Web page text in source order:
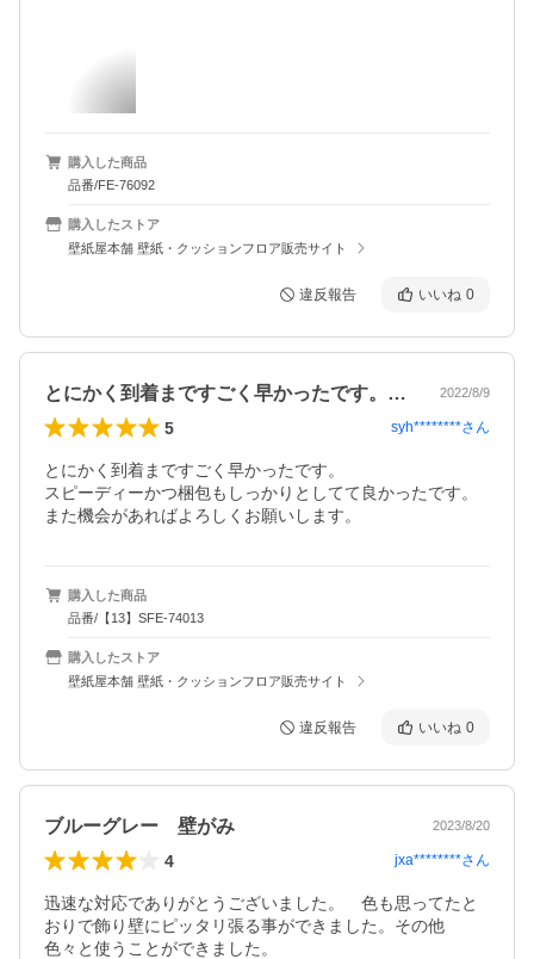
購入した商品
品番/FE-76092
購入したストア
壁紙屋本舗 壁紙・クッションフロア販売サイト
違反報告 いいね 0
とにかく到着まですごく早かったです。ス… 2022/8/9
5 syh********さん
とにかく到着まですごく早かったです。
スピーディーかつ梱包もしっかりとしてて良かったです。
また機会があればよろしくお願いします。
購入した商品
品番/【13】SFE-74013
購入したストア
壁紙屋本舗 壁紙・クッションフロア販売サイト
違反報告 いいね 0
ブルーグレー 壁がみ 2023/8/20
4 jxa********さん
迅速な対応でありがとうございました。　色も思ってたと
おりで飾り壁にピッタリ張る事ができました。その他
色々と使うことができました。